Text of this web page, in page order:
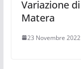
Variazione
Matera
23 Novembre 2022